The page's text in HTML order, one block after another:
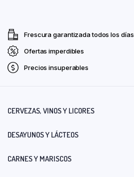
Frescura garantizada todos los días
Ofertas imperdibles
Precios insuperables
CERVEZAS, VINOS Y LICORES
DESAYUNOS Y LÁCTEOS
CARNES Y MARISCOS